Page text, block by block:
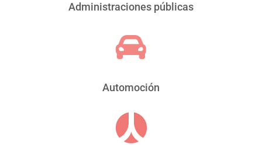
Administraciones públicas

Automoción
